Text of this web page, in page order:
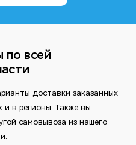
по всей
доставки заказанных
в регионы. Также вы
самовывоза из нашего